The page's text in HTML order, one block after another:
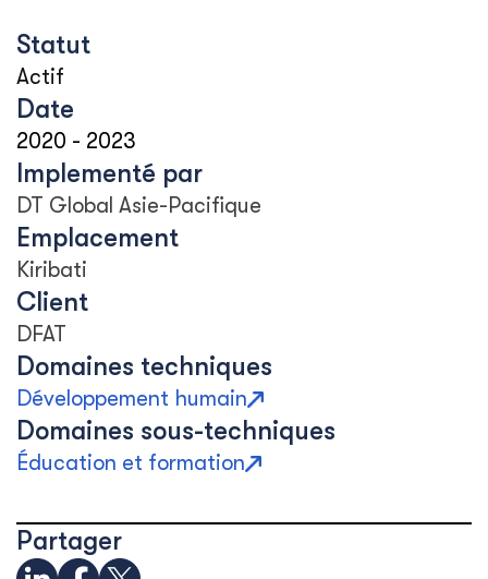
Statut
Actif
Date
2020 - 2023
Implementé par
DT Global Asie-Pacifique
Emplacement
Kiribati
Client
DFAT
Domaines techniques
Développement humain
Domaines sous-techniques
Éducation et formation
Partager